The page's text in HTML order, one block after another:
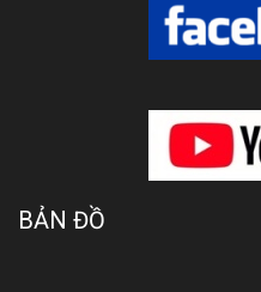
BẢN ĐỒ